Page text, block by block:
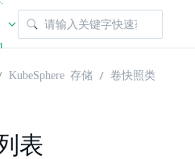
KubeSphere 存储
卷快照类
表